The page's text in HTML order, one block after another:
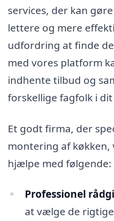
services, der kan
lettere og mere
udfordring at finde
med vores platform
indhente tilbud og
forskellige fagfolk i
Et godt firma, der
montering af køkken,
hjælpe med følgende:
Professionel
at vælge de